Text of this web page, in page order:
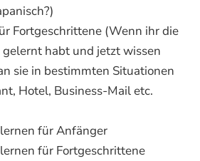
Fortgeschrittene (Wenn ihr die
gelernt habt und jetzt wissen
sie in bestimmten Situationen
Hotel, Business-Mail etc.
für Anfänger
für Fortgeschrittene